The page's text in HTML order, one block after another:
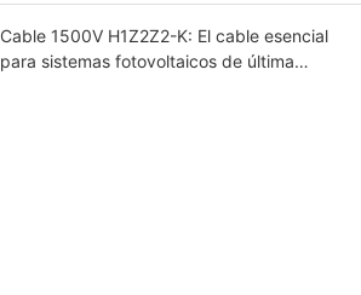
Cable 1500V H1Z2Z2-K: El cable esencial
para sistemas fotovoltaicos de última